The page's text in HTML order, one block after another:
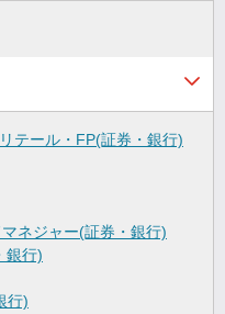
テール・FP(証券・銀行)
ネジャー(証券・銀行)
銀行)
行)